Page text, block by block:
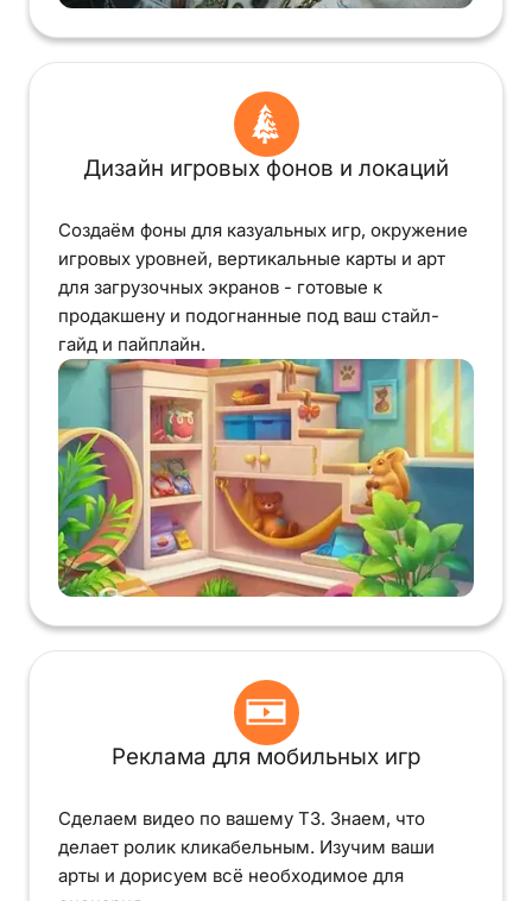
Дизайн игровых фонов и локаций
Создаём фоны для казуальных игр, окружение
игровых уровней, вертикальные карты и арт
для загрузочных экранов - готовые к
продакшену и подогнанные под ваш стайл-
гайд и пайплайн.
Реклама для мобильных игр
Сделаем видео по вашему ТЗ. Знаем, что
делает ролик кликабельным. Изучим ваши
арты и дорисуем всё необходимое для